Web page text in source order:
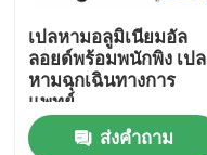
ทัวร์โรงงาน
การควบคุมคุณภาพ
เปลหามอลูมิเนียมอัล
ลอยด์พร้อมพนักพิง เปล
หามฉุกเฉินทางการ
แพทย์
ส่งคำถาม